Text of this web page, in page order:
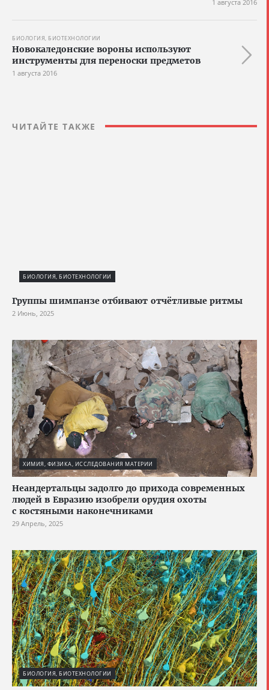
1 августа 2016
БИОЛОГИЯ, БИОТЕХНОЛОГИИ
Новокаледонские вороны используют
инструменты для переноски предметов
1 августа 2016
ЧИТАЙТЕ ТАКЖЕ
БИОЛОГИЯ, БИОТЕХНОЛОГИИ
Группы шимпанзе отбивают отчётливые ритмы
2 Июнь, 2025
ХИМИЯ, ФИЗИКА, ИССЛЕДОВАНИЯ МАТЕРИИ
Неандертальцы задолго до прихода современных
людей в Евразию изобрели орудия охоты
с костяными наконечниками
29 Апрель, 2025
БИОЛОГИЯ, БИОТЕХНОЛОГИИ